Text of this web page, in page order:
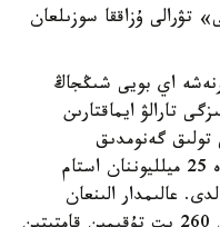
تۋرالى ۇزاققا سوزىلعان
اي بويى شىڭجاڭ
تارالۋ ايماقتارىن
تولىق گەنومدىق
سەكۆەنيرلەۋ جۇرگىزدى. ناتيجەسىندە 25 ميلليوننان استام
عالىمدار الىنعان